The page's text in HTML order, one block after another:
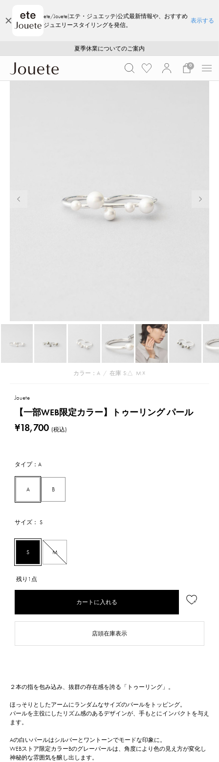
ete/Jouete(エテ・ジュエッテ)公式最新情報や、おすすめ
ジュエリースタイリングを発信。
表示する
採用のご案内
ご注文いただいたお品物のお届け状況について
夏季休業についてのご案内
WEB LIMITED ITEMS >>
採用のご案内
ご注文いただいたお品物のお届け状況について
0
カラー：A / 在庫 S:△ M:☓
Jouete
【一部WEB限定カラー】トゥーリング パール
¥18,700 (税込)
タイプ：A
A B
サイズ： S
S M
残り1点
カートに入れる
店頭在庫表示
２本の指を包み込み、抜群の存在感を誇る「トゥーリング」。
ほっそりとしたアームにランダムなサイズのパールをトッピング。
パールを主役にしたリズム感のあるデザインが、手もとにインパクトを与え
ます。
Aの白いパールはシルバーとワントーンでモードな印象に。
WEBストア限定カラーBのグレーパールは、角度により色の見え方が変化し
神秘的な雰囲気を醸し出します。